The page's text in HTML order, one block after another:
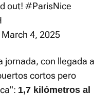
out! #ParisNice
March 4, 2025
jornada, con llegada a
cortos pero
1,7 kilómetros al